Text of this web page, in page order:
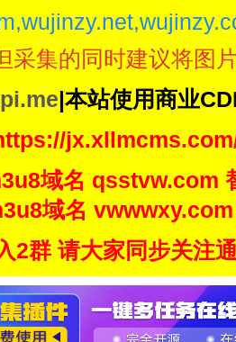
集的同时建议将图
|本站使用商业
域名 qsstvw.com
域名
2群 请大家同步关注